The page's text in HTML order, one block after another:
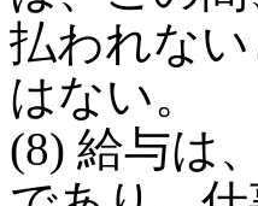
払われな
はない。
(8) 給与は